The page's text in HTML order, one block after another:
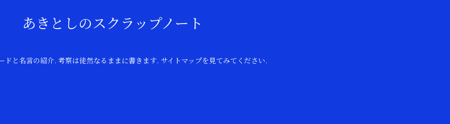
あきとしのスクラップノート
と名言の紹介. 考察は徒然なるままに書きます. サイトマップを見てみてください.